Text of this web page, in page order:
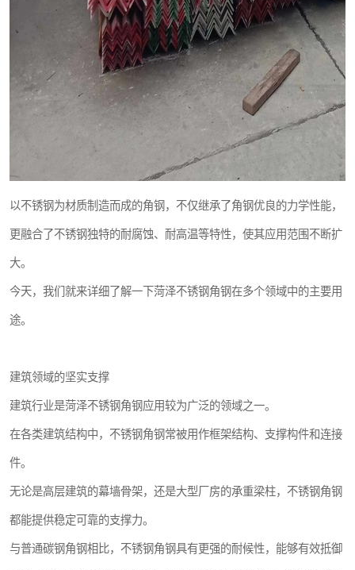
以不锈钢为材质制造而成的角钢，不仅继承了角钢优良的力学性能，
更融合了不锈钢独特的耐腐蚀、耐高温等特性，使其应用范围不断扩
大。
今天，我们就来详细了解一下菏泽不锈钢角钢在多个领域中的主要用
途。
建筑领域的坚实支撑
建筑行业是菏泽不锈钢角钢应用较为广泛的领域之一。
在各类建筑结构中，不锈钢角钢常被用作框架结构、支撑构件和连接
件。
无论是高层建筑的幕墙骨架，还是大型厂房的承重梁柱，不锈钢角钢
都能提供稳定可靠的支撑力。
与普通碳钢角钢相比，不锈钢角钢具有更强的耐候性，能够有效抵御